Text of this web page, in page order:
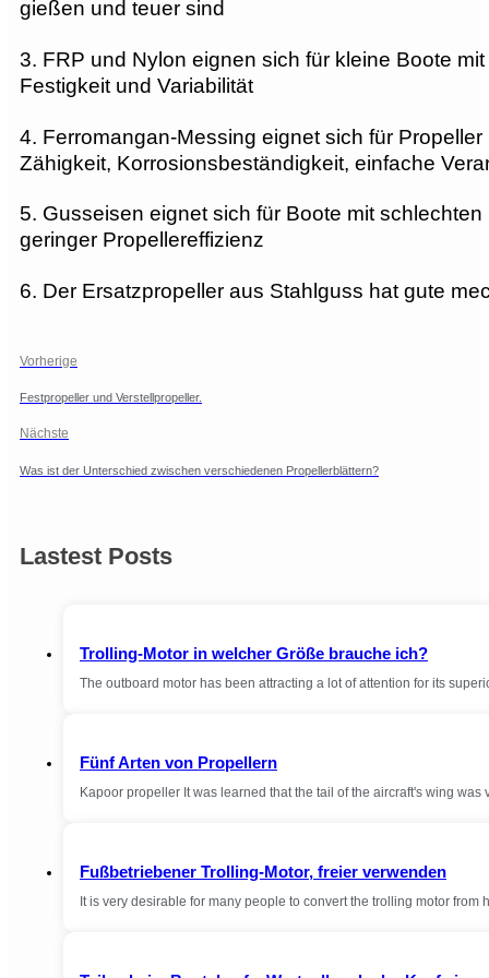
gießen und teuer sind
3. FRP und Nylon eignen sich für kleine Boote
Festigkeit und Variabilität
4. Ferromangan-Messing eignet sich für
Zähigkeit, Korrosionsbeständigkeit, einfache
5. Gusseisen eignet sich für Boote mit
geringer Propellereffizienz
6. Der Ersatzpropeller aus Stahlguss hat gute
Vorherige
Festpropeller und Verstellpropeller.
Nächste
Was ist der Unterschied zwischen verschiedenen Propellerblättern?
Lastest Posts
Trolling-Motor in welcher Größe brauche ich?
The outboard motor has been attracting a lot of attention for its
Fünf Arten von Propellern
Kapoor propeller It was learned that the tail of the aircraft's wing
Fußbetriebener Trolling-Motor, freier verwenden
It is very desirable for many people to convert the trolling motor